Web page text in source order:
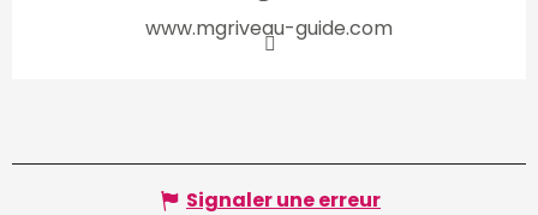
www.mgriveau-guide.com
Signaler une erreur